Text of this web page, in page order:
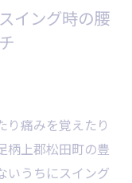
イング時の腰
り痛みを覚えたり
柄上郡松田町の豊
いうちにスイング